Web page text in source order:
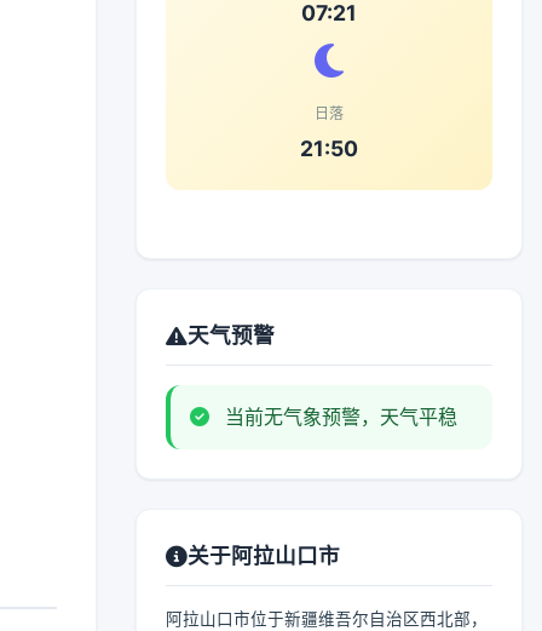
07:21
日落
21:50
天气预警
当前无气象预警，天气平稳
关于阿拉山口市
阿拉山口市位于新疆维吾尔自治区西北部，